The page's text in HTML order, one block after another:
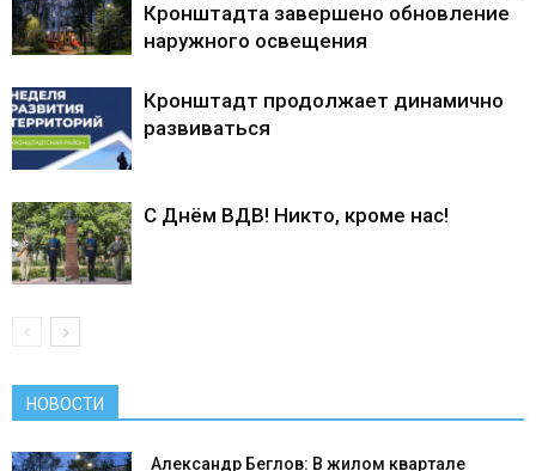
Кронштадта завершено обновление
наружного освещения
Кронштадт продолжает динамично
развиваться
С Днём ВДВ! Никто, кроме нас!
НОВОСТИ
Александр Беглов: В жилом квартале